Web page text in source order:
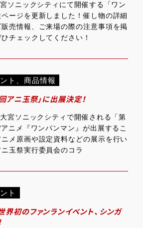
ソニックシティにて開催する「ワン
ージを更新しました！催し物の詳細
売情報、ご来場の際の注意事項を掲
チェックしてください！
ト 、商品情報
アニ玉祭」に出展決定！
宮ソニックシティで開催される「第
ニメ『ワンパンマン』が出展するこ
メ原画や設定資料などの展示を行い
玉祭実行委員会のコラ
ト
界初のファンランイベント、シンガ